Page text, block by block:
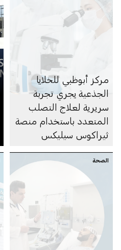
مركز أبوظبي للخلايا
الجذعية يجري تجربة
سريرية لعلاج التصلب
المتعدد باستخدام منصة
ثيراكوس سيليكس
الصحة